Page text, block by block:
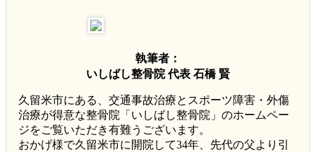
執筆者：
いしばし整骨院 代表 石橋 賢
久留米市にある、交通事故治療とスポーツ障害・外傷
治療が得意な整骨院「いしばし整骨院」のホームペー
ジをご覧いただき有難うございます。
おかげ様で久留米市に開院して34年、先代の父より引